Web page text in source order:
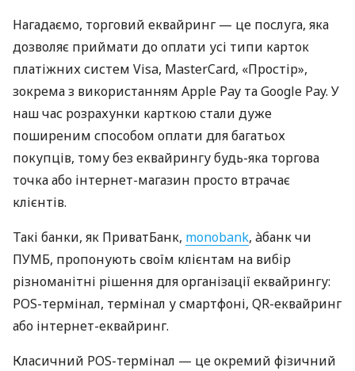
Нагадаємо, торговий еквайринг — це послуга, яка
дозволяє приймати до оплати усі типи карток
платіжних систем Visa, MasterCard, «Простір»,
зокрема з використанням Apple Pay та Google Pay. У
наш час розрахунки карткою стали дуже
поширеним способом оплати для багатьох
покупців, тому без еквайрингу будь-яка торгова
точка або інтернет-магазин просто втрачає
клієнтів.
Такі банки, як ПриватБанк, monobank, àбанк чи
ПУМБ, пропонують своїм клієнтам на вибір
різноманітні рішення для організації еквайрингу:
POS-термінал, термінал у смартфоні, QR-еквайринг
або інтернет-еквайринг.
Класичний POS-термінал — це окремий фізичний